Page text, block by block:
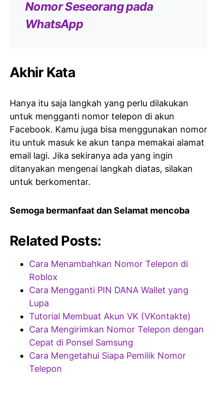
Nomor Seseorang pada
WhatsApp
Akhir Kata
Hanya itu saja langkah yang perlu dilakukan
untuk mengganti nomor telepon di akun
Facebook. Kamu juga bisa menggunakan nomor
itu untuk masuk ke akun tanpa memakai alamat
email lagi. Jika sekiranya ada yang ingin
ditanyakan mengenai langkah diatas, silakan
untuk berkomentar.
Semoga bermanfaat dan Selamat mencoba
Related Posts:
Cara Menambahkan Nomor Telepon di
Roblox
Cara Mengganti PIN DANA Wallet yang
Lupa
Tutorial Membuat Akun VK (VKontakte)
Cara Mengirimkan Nomor Telepon dengan
Cepat di Ponsel Samsung
Cara Mengetahui Siapa Pemilik Nomor
Telepon